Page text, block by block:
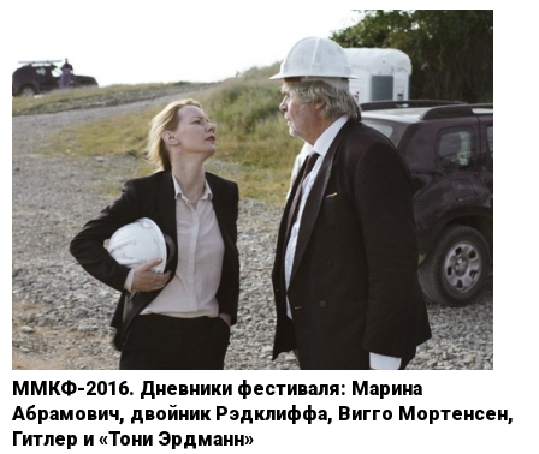
ММКФ-2016. Дневники фестиваля: Марина
Абрамович, двойник Рэдклиффа, Вигго Мортенсен,
Гитлер и «Тони Эрдманн»